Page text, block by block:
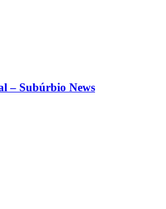
– Subúrbio News